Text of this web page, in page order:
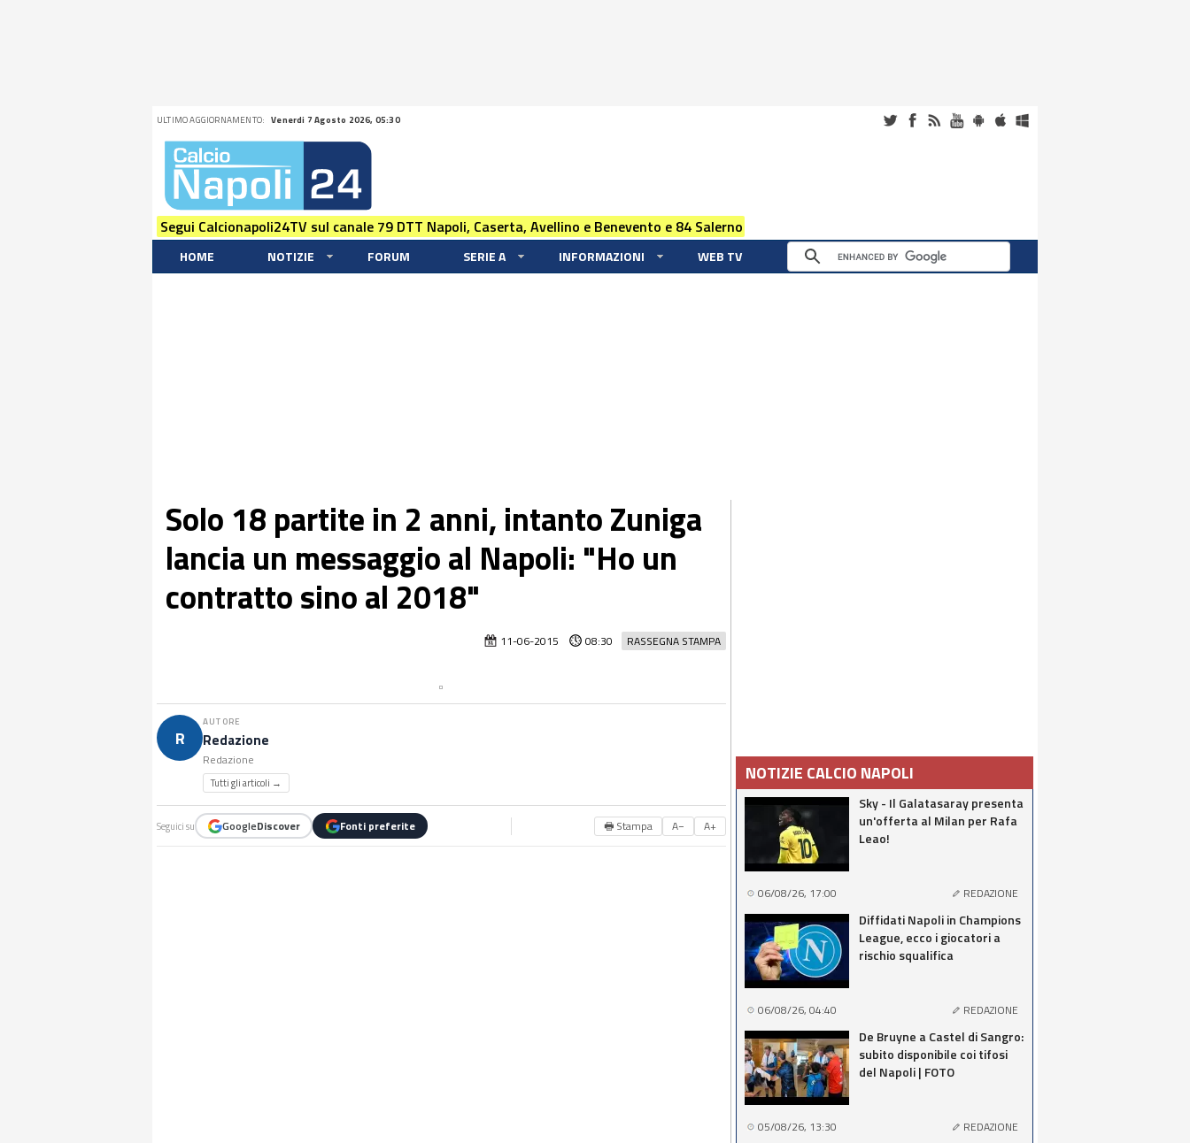
ULTIMO AGGIORNAMENTO: Venerdi 7 Agosto 2026, 05:30
Segui Calcionapoli24TV sul canale 79 DTT Napoli, Caserta, Avellino e Benevento e 84 Salerno
HOME NOTIZIE FORUM SERIE A INFORMAZIONI WEB TV
Solo 18 partite in 2 anni, intanto Zuniga
lancia un messaggio al Napoli: "Ho un
contratto sino al 2018"
RASSEGNA STAMPA
11-06-2015 08:30
R
AUTORE
Redazione
Redazione
Tutti gli articoli →
Seguici su GoogleDiscover Fonti preferite 🖶 Stampa A− A+
NOTIZIE CALCIO NAPOLI
Sky - Il Galatasaray presenta
un'offerta al Milan per Rafa
Leao!
06/08/26, 17:00 REDAZIONE
Diffidati Napoli in Champions
League, ecco i giocatori a
rischio squalifica
06/08/26, 04:40 REDAZIONE
De Bruyne a Castel di Sangro:
subito disponibile coi tifosi
del Napoli | FOTO
05/08/26, 13:30 REDAZIONE